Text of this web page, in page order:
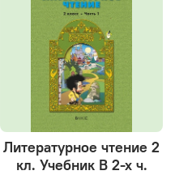
Литературное чтение 2
кл. Учебник В 2-х ч.